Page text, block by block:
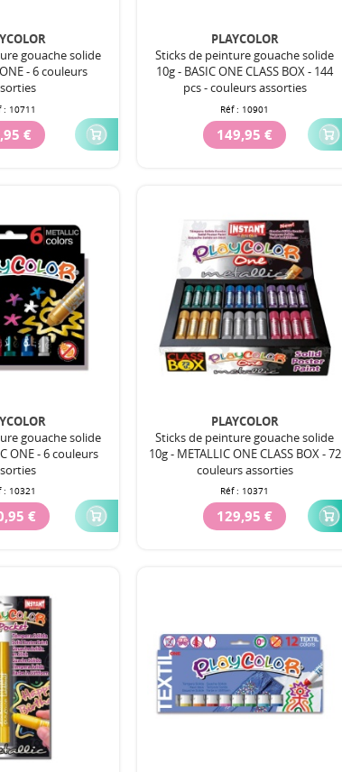
gouache solide
- 6 couleurs
: 10711
€
PLAYCOLOR
Sticks de peinture gouache solide
10g - BASIC ONE CLASS BOX - 144
pcs - couleurs assorties
Réf : 10901
149,95 €
gouache solide
ONE - 6 couleurs
: 10321
€
PLAYCOLOR
Sticks de peinture gouache solide
10g - METALLIC ONE CLASS BOX - 72
couleurs assorties
Réf : 10371
129,95 €